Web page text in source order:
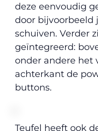
deze eenvoudig
door bijvoorbeeld
schuiven. Verder
geïntegreerd:
onder andere het
achterkant de
buttons.
Teufel heeft ook